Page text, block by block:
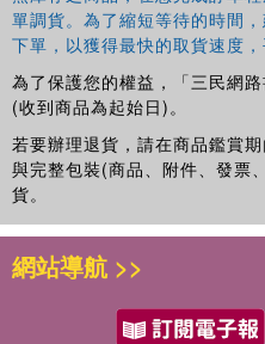
graduate students with
knowledge of how to
contaminated with
單調貨。為了縮短等待的時間
下單，以獲得最快的取貨速度
為了保護您的權益，「三民網路
(收到商品為起始日)。
若要辦理退貨，請在商品鑑賞
與完整包裝(商品、附件、發票
貨。
網站導航 >>